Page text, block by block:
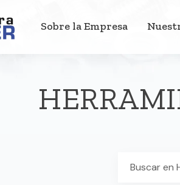
Sobre la Empresa